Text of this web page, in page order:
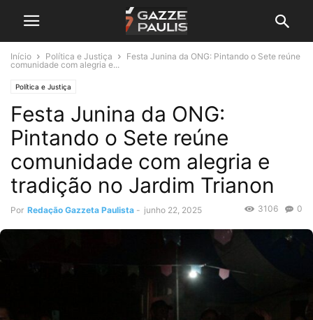
Início Política e Justiça
Festa Junina da ONG: Pintando o Sete reúne
comunidade com alegria e...
Política e Justiça
Festa Junina da ONG:
Pintando o Sete reúne
comunidade com alegria e
tradição no Jardim Trianon
Por Redação Gazzeta Paulista - junho 22, 2025 0
3106